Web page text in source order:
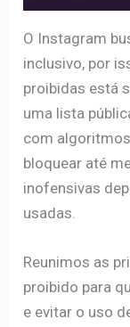
O Instagram
inclusivo, por
proibidas está
uma lista
com
bloquear até
inofensivas
usadas.
Reunimos as
proibido para
e evitar o uso